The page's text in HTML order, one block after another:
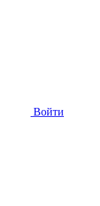
Войти